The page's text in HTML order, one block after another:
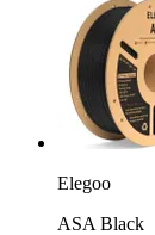
Elegoo
ASA Black